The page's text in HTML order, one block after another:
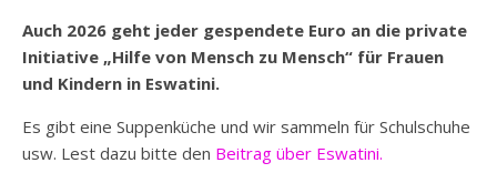
Auch 2026 geht jeder gespendete Euro an die private
Initiative „Hilfe von Mensch zu Mensch“ für Frauen
und Kindern in Eswatini.
Es gibt eine Suppenküche und wir sammeln für Schulschuhe
usw. Lest dazu bitte den Beitrag über Eswatini.